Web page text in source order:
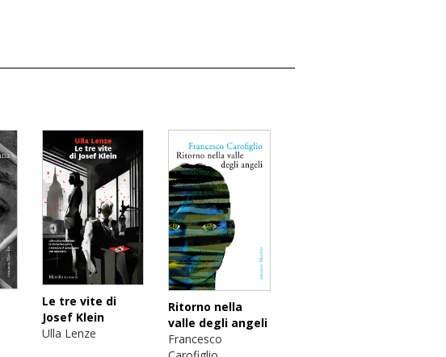
Le tre vite di
Josef Klein
Ulla Lenze
Ritorno nella
valle degli angeli
Francesco